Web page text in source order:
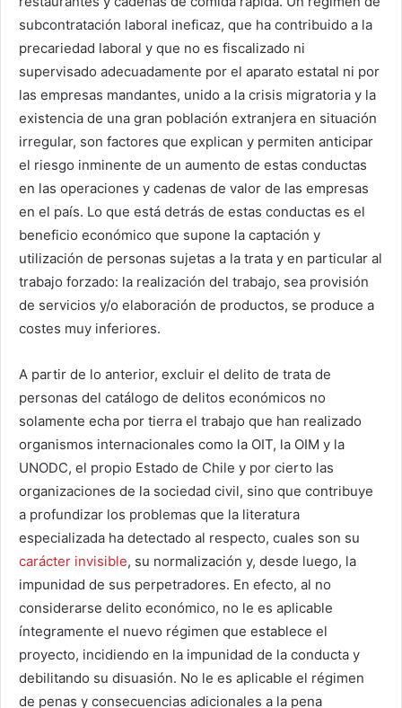
subcontratación laboral ineficaz, que ha contribuido a la
precariedad laboral y que no es fiscalizado ni
supervisado adecuadamente por el aparato estatal ni por
las empresas mandantes, unido a la crisis migratoria y la
existencia de una gran población extranjera en situación
irregular, son factores que explican y permiten anticipar
el riesgo inminente de un aumento de estas conductas
en las operaciones y cadenas de valor de las empresas
en el país. Lo que está detrás de estas conductas es el
beneficio económico que supone la captación y
utilización de personas sujetas a la trata y en particular al
trabajo forzado: la realización del trabajo, sea provisión
de servicios y/o elaboración de productos, se produce a
costes muy inferiores.
A partir de lo anterior, excluir el delito de trata de
personas del catálogo de delitos económicos no
solamente echa por tierra el trabajo que han realizado
organismos internacionales como la OIT, la OIM y la
UNODC, el propio Estado de Chile y por cierto las
organizaciones de la sociedad civil, sino que contribuye
a profundizar los problemas que la literatura
especializada ha detectado al respecto, cuales son su
carácter invisible, su normalización y, desde luego, la
impunidad de sus perpetradores. En efecto, al no
considerarse delito económico, no le es aplicable
íntegramente el nuevo régimen que establece el
proyecto, incidiendo en la impunidad de la conducta y
debilitando su disuasión. No le es aplicable el régimen
de penas y consecuencias adicionales a la pena